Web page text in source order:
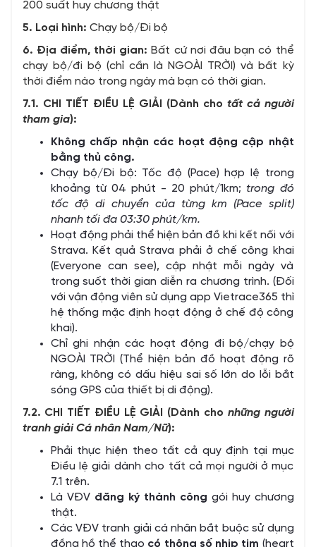
200 suất huy chương thật
5. Loại hình: Chạy bộ/Đi bộ
6. Địa điểm, thời gian: Bất cứ nơi đâu bạn có thể
chạy bộ/đi bộ (chỉ cần là NGOÀI TRỜI) và bất kỳ
thời điểm nào trong ngày mà bạn có thời gian.
7.1. CHI TIẾT ĐIỀU LỆ GIẢI (Dành cho tất cả người
tham gia):
Không chấp nhận các hoạt động cập nhật
bằng thủ công.
Chạy bộ/Đi bộ: Tốc độ (Pace) hợp lệ trong
khoảng từ 04 phút - 20 phút/1km; trong đó
tốc độ di chuyển của từng km (Pace split)
nhanh tối đa 03:30 phút/km.
Hoạt động phải thể hiện bản đồ khi kết nối với
Strava. Kết quả Strava phải ở chế công khai
(Everyone can see), cập nhật mỗi ngày và
trong suốt thời gian diễn ra chương trình. (Đối
với vận động viên sử dụng app Vietrace365 thì
hệ thống mặc định hoạt động ở chế độ công
khai).
Chỉ ghi nhận các hoạt động đi bộ/chạy bộ
NGOÀI TRỜI (Thể hiện bản đồ hoạt động rõ
ràng, không có dấu hiệu sai số lớn do lỗi bắt
sóng GPS của thiết bị di động).
7.2. CHI TIẾT ĐIỀU LỆ GIẢI (Dành cho những người
tranh giải Cá nhân Nam/Nữ):
Phải thực hiện theo tất cả quy định tại mục
Điều lệ giải dành cho tất cả mọi người ở mục
7.1 trên.
Là VĐV đăng ký thành công gói huy chương
thật.
Các VĐV tranh giải cá nhân bắt buộc sử dụng
đồng hồ thể thao có thông số nhịp tim (heart